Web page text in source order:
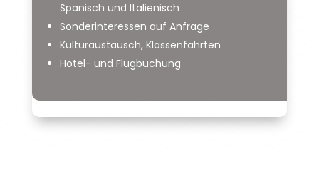
Spanisch und Italienisch
Sonderinteressen auf Anfrage
Kulturaustausch, Klassenfahrten
Hotel- und Flugbuchung